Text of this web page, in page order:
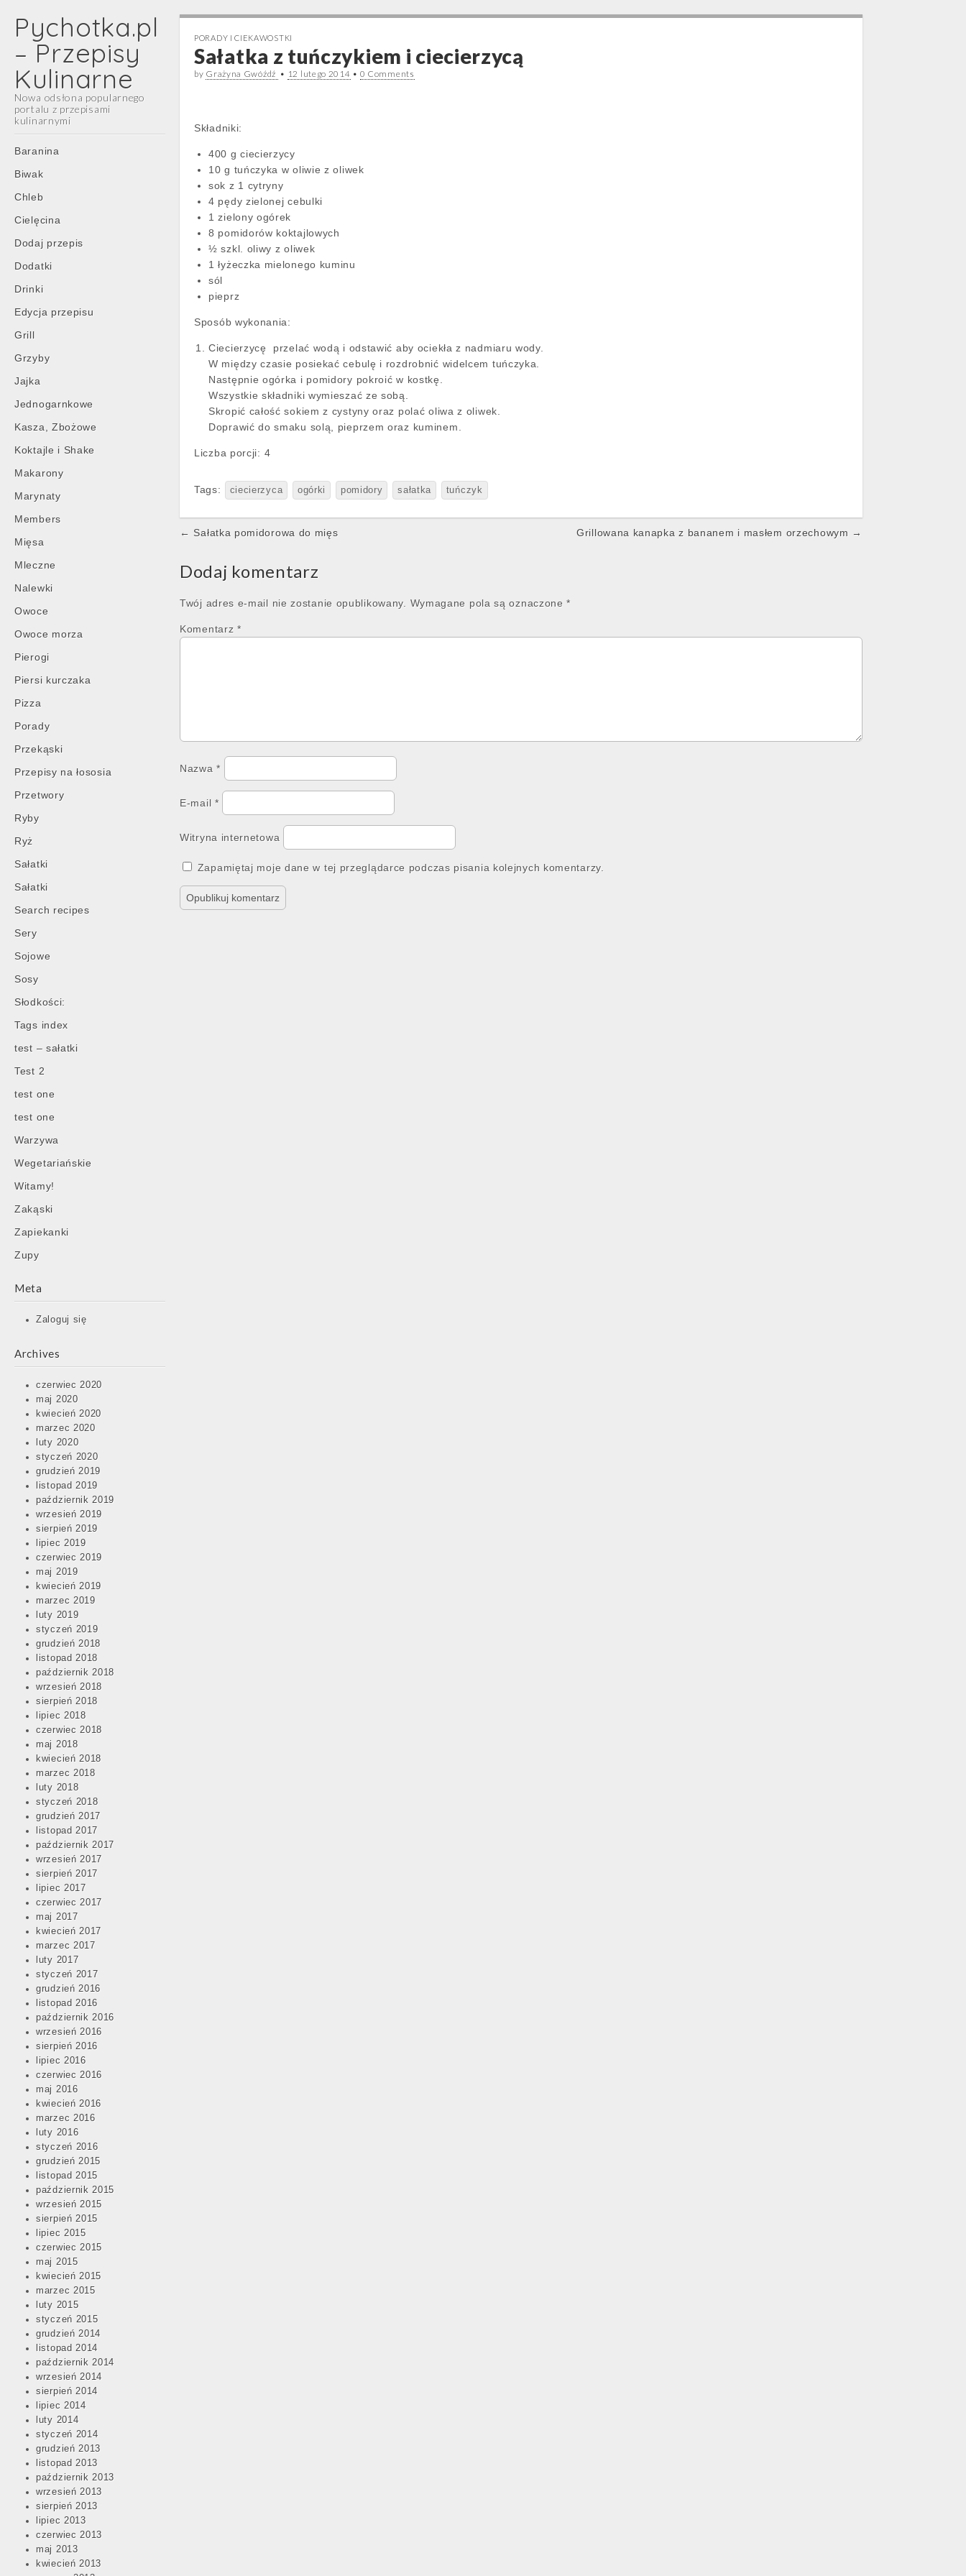
Pychotka.pl
– Przepisy
Kulinarne
Nowa odsłona popularnego
portalu z przepisami
kulinarnymi
Main
menu
Skip
content
Baranina
Biwak
Chleb
Cielęcina
Dodaj przepis
Dodatki
Drinki
Edycja przepisu
Grill
Grzyby
Jajka
Jednogarnkowe
Kasza, Zbożowe
Koktajle i Shake
Makarony
Marynaty
Members
Mięsa
Mleczne
Nalewki
Owoce
Owoce morza
Pierogi
Piersi kurczaka
Pizza
Porady
Przekąski
Przepisy na łososia
Przetwory
Ryby
Ryż
Sałatki
Sałatki
Search recipes
Sery
Sojowe
Sosy
Słodkości:
Tags index
test – sałatki
Test 2
test one
test one
Warzywa
Wegetariańskie
Witamy!
Zakąski
Zapiekanki
Zupy
Meta
Zaloguj się
Archives
czerwiec 2020
maj 2020
kwiecień 2020
marzec 2020
luty 2020
styczeń 2020
grudzień 2019
listopad 2019
październik 2019
wrzesień 2019
sierpień 2019
lipiec 2019
czerwiec 2019
maj 2019
kwiecień 2019
marzec 2019
luty 2019
styczeń 2019
grudzień 2018
listopad 2018
październik 2018
wrzesień 2018
sierpień 2018
lipiec 2018
czerwiec 2018
maj 2018
kwiecień 2018
marzec 2018
luty 2018
styczeń 2018
grudzień 2017
listopad 2017
październik 2017
wrzesień 2017
sierpień 2017
lipiec 2017
czerwiec 2017
maj 2017
kwiecień 2017
marzec 2017
luty 2017
styczeń 2017
grudzień 2016
listopad 2016
październik 2016
wrzesień 2016
sierpień 2016
lipiec 2016
czerwiec 2016
maj 2016
kwiecień 2016
marzec 2016
luty 2016
styczeń 2016
grudzień 2015
listopad 2015
październik 2015
wrzesień 2015
sierpień 2015
lipiec 2015
czerwiec 2015
maj 2015
kwiecień 2015
marzec 2015
luty 2015
styczeń 2015
grudzień 2014
listopad 2014
październik 2014
wrzesień 2014
sierpień 2014
lipiec 2014
luty 2014
styczeń 2014
grudzień 2013
listopad 2013
październik 2013
wrzesień 2013
sierpień 2013
lipiec 2013
czerwiec 2013
maj 2013
kwiecień 2013
PORADY I CIEKAWOSTKI
Sałatka z tuńczykiem i ciecierzycą
by Grażyna Gwóźdź • 12 lutego 2014 • 0 Comments
Składniki:
400 g ciecierzycy
10 g tuńczyka w oliwie z oliwek
sok z 1 cytryny
4 pędy zielonej cebulki
1 zielony ogórek
8 pomidorów koktajlowych
½ szkl. oliwy z oliwek
1 łyżeczka mielonego kuminu
sól
pieprz
Sposób wykonania:
Ciecierzycę przelać wodą i odstawić aby ociekła z nadmiaru wody.
W między czasie posiekać cebulę i rozdrobnić widelcem tuńczyka.
Następnie ogórka i pomidory pokroić w kostkę.
Wszystkie składniki wymieszać ze sobą.
Skropić całość sokiem z cystyny oraz polać oliwa z oliwek.
Doprawić do smaku solą, pieprzem oraz kuminem.
Liczba porcji: 4
Tags: ciecierzyca ogórki pomidory sałatka tuńczyk
Post
← Sałatka pomidorowa do mięs Grillowana kanapka z bananem i masłem orzechowym →
Dodaj komentarz
Twój adres e-mail nie zostanie opublikowany. Wymagane pola są oznaczone*
Komentarz *
Nazwa*
E-mail *
Witryna internetowa
Zapamiętaj moje dane w tej przeglądarce podczas pisania kolejnych komentarzy.